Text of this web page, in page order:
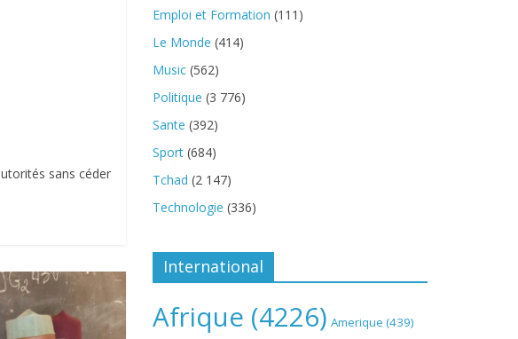
sans céder
Emploi et Formation (111)
Le Monde (414)
Music (562)
Politique (3 776)
Sante (392)
Sport (684)
Tchad (2 147)
Technologie (336)
International
Afrique (4226) Amerique (439)